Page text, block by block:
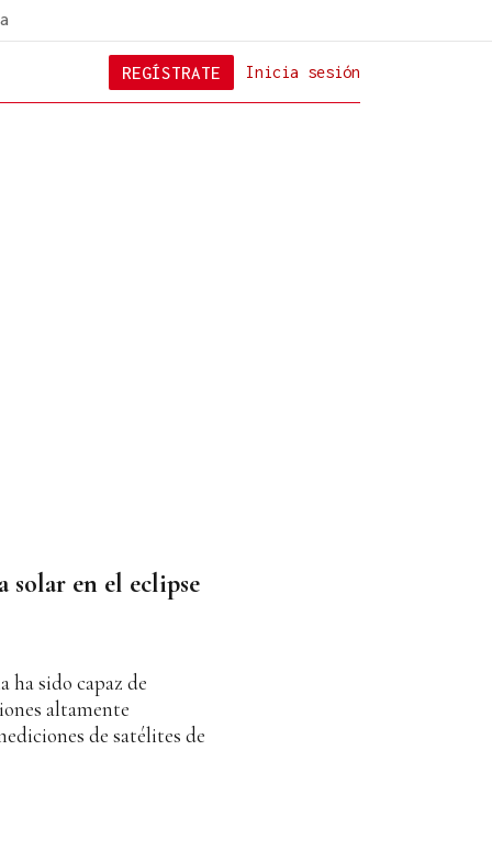
Inicia sesión
REGÍSTRATE
solar en el eclipse
ha sido capaz de
altamente
de satélites de